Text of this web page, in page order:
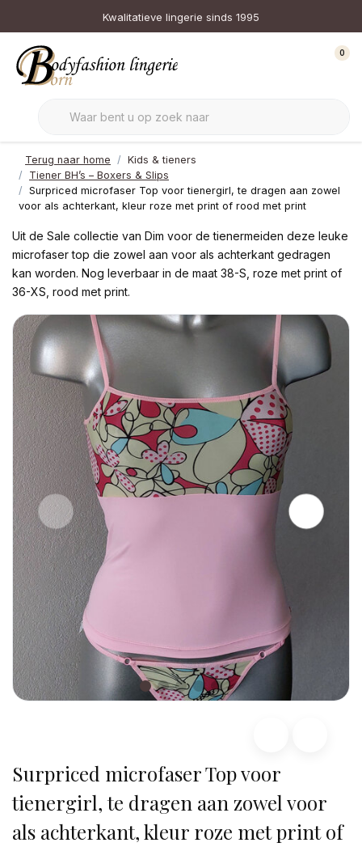
Kwalitatieve lingerie sinds 1995
0
Terug naar home
Kids & tieners
Tiener BH’s – Boxers & Slips
Surpriced microfaser Top voor tienergirl, te dragen aan zowel
voor als achterkant, kleur roze met print of rood met print
Uit de Sale collectie van Dim voor de tienermeiden deze leuke
microfaser top die zowel aan voor als achterkant gedragen
kan worden. Nog leverbaar in de maat 38-S, roze met print of
36-XS, rood met print.
Surpriced microfaser Top voor
tienergirl, te dragen aan zowel voor
als achterkant, kleur roze met print of